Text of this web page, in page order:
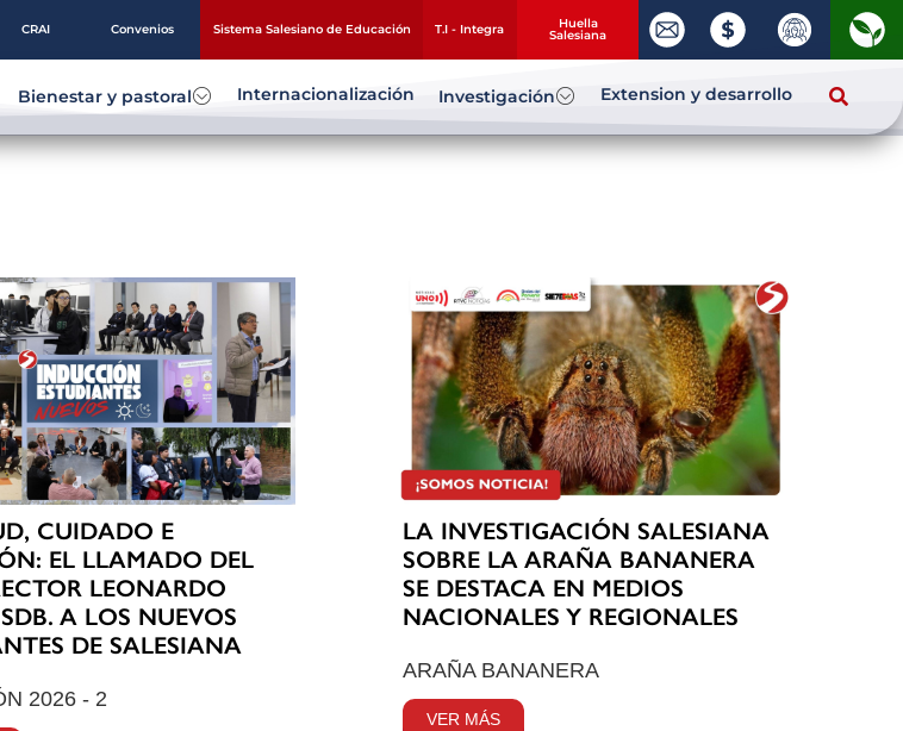
CRAI Convenios Sistema Salesiano de Educación T.I - Integra Huella
Salesiana
Bienestar y pastoral Internacionalización Investigación Extension y desarrollo
CUIDADO E
EL LLAMADO DEL
LEONARDO
A LOS NUEVOS
DE SALESIANA
2026 - 2
LA INVESTIGACIÓN SALESIANA
SOBRE LA ARAÑA BANANERA
SE DESTACA EN MEDIOS
NACIONALES Y REGIONALES
ARAÑA BANANERA
VER MÁS